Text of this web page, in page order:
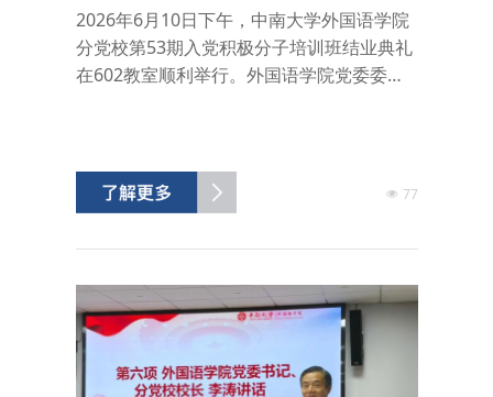
积极分子培训班结业典礼顺利举行
2026年6月10日下午，中南大学外国语学院
分党校第53期入党积极分子培训班结业典礼
在602教室顺利举行。外国语学院党委委
学员起立，齐唱中华人民共和国国歌。蒋馨
逸宣读本期入党积极分子培训班结业学员名
肯定了大家在培训期间认...
77